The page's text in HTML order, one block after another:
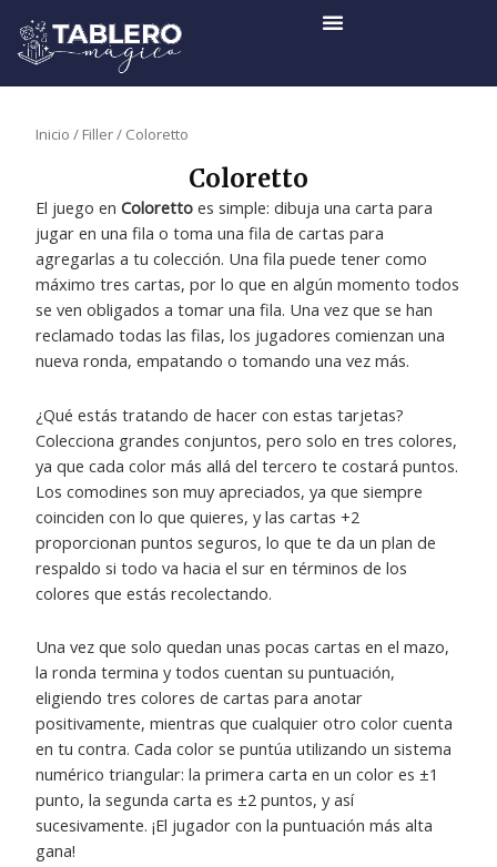
contenido
Inicio / Filler/ Coloretto
Coloretto
El juego enColoretto es simple: dibuja una carta para
jugar en una fila o toma una fila de cartas para
agregarlas a tu colección. Una fila puede tener como
máximo tres cartas, por lo que en algún momento todos
se ven obligados a tomar una fila. Una vez que se han
reclamado todas las filas, los jugadores comienzan una
nueva ronda, empatando o tomando una vez más.
¿Qué estás tratando de hacer con estas tarjetas?
Colecciona grandes conjuntos, pero solo en tres colores,
ya que cada color más allá del tercero te costará puntos.
Los comodines son muy apreciados, ya que siempre
coinciden con lo que quieres, y las cartas +2
proporcionan puntos seguros, lo que te da un plan de
respaldo si todo va hacia el sur en términos de los
colores que estás recolectando.
Una vez que solo quedan unas pocas cartas en el mazo,
la ronda termina y todos cuentan su puntuación,
eligiendo tres colores de cartas para anotar
positivamente, mientras que cualquier otro color cuenta
en tu contra. Cada color se puntúa utilizando un sistema
numérico triangular: la primera carta en un color es ±1
punto, la segunda carta es ±2 puntos, y así
sucesivamente. ¡El jugador con la puntuación más alta
gana!